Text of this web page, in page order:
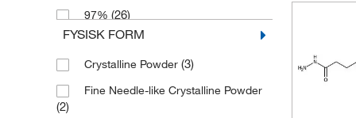
194.278(2)
196.254 (3)
(2)
97% (26)
98%(39)
98+%(2)
99%(7)
FYSISK FORM
Crystalline Powder (3)
Fine Needle-like Crystalline Powder
(2)